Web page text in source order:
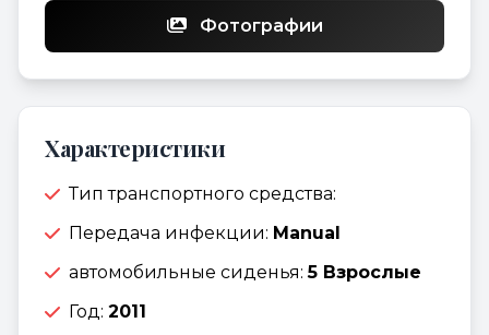
Фотографии
Характеристики
Тип транспортного средства:
Передача инфекции: Manual
автомобильные сиденья:5 Взрослые
Год: 2011